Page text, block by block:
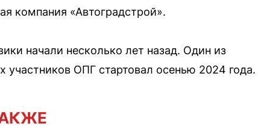
компания «Автоградстрой».
начали несколько лет назад. Один из
ОПГ стартовал осенью 2024 года.